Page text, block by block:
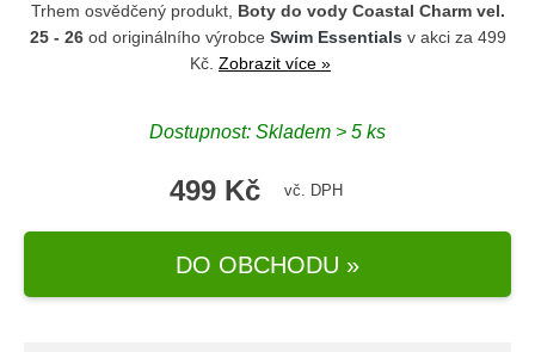
Trhem osvědčený produkt, Boty do vody Coastal Charm vel.
25 - 26od originálního výrobce Swim Essentials v akci za 499
Kč. Zobrazit více »
Dostupnost: Skladem > 5 ks
499 Kč vč. DPH
DO OBCHODU »